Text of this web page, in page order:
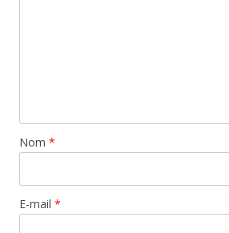
Nom *
E-mail *